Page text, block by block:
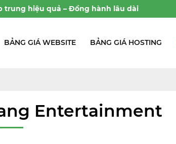
– Đồng hành lâu dài
BẢNG GIÁ WEBSITE BẢNG GIÁ HOSTING
Entertainment